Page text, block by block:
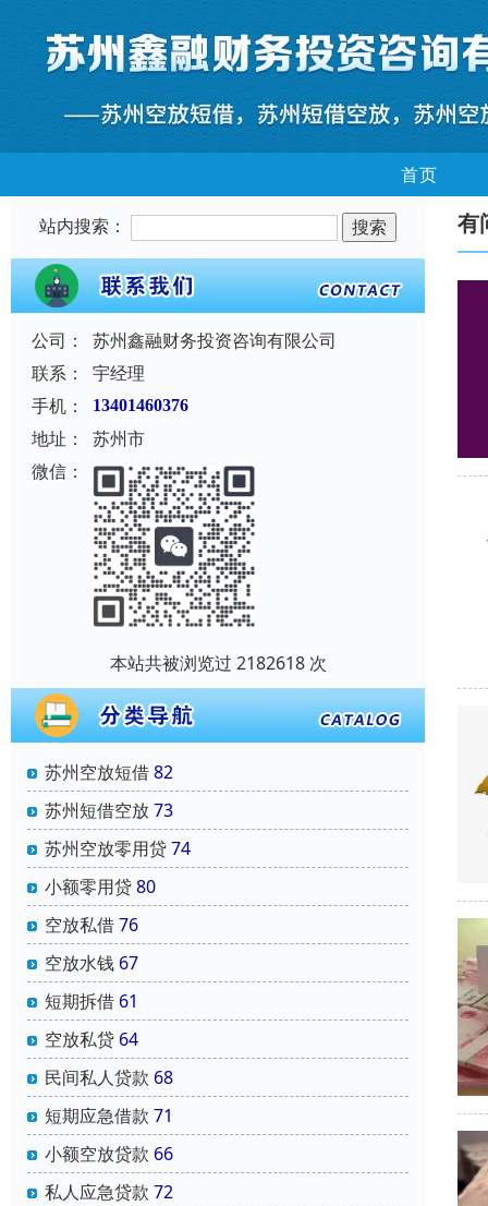
首页
站内搜索：
公司：
苏州鑫融财务投资咨询有限公司
联系：
宇经理
手机：
13401460376
地址：
苏州市
微信：
本站共被浏览过 2182618 次
苏州空放短借82
苏州短借空放73
苏州空放零用贷74
小额零用贷80
空放私借76
空放水钱 67
短期拆借 61
空放私贷 64
民间私人贷款 68
短期应急借款 71
小额空放贷款 66
私人应急贷款 72
有